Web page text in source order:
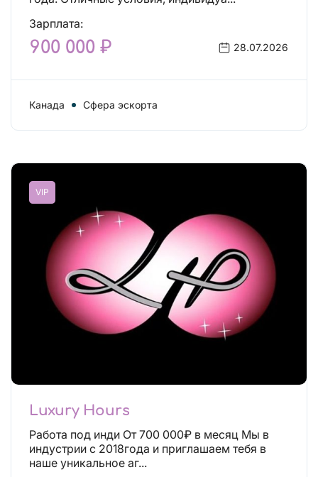
Зарплата:
900 000 ₽ 28.07.2026
Канада Сфера эскорта
VIP
Luxury Hours
Работа под инди От 700 000₽ в месяц Мы в
индустрии с 2018года и приглашаем тебя в
наше уникальное аг...